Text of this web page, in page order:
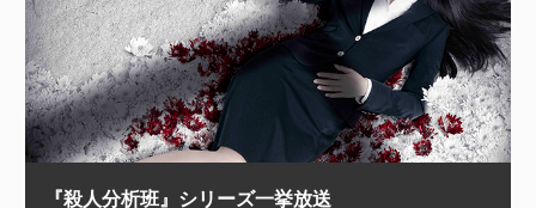
『殺人分析班』シリーズ一挙放送